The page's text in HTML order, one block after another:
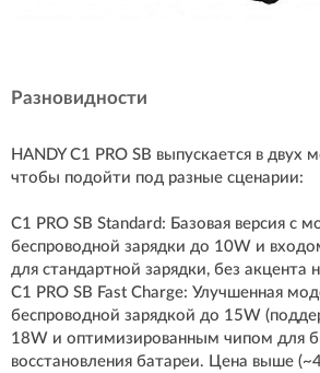
Разновидности
HANDY C1 PRO SB выпускается в двух
чтобы подойти под разные сценарии:
C1 PRO SB Standard: Базовая версия с
беспроводной зарядки до 10W и
для стандартной зарядки, без акцента
C1 PRO SB Fast Charge: Улучшенная
беспроводной зарядкой до 15W
18W и оптимизированным чипом для
восстановления батареи. Цена выше